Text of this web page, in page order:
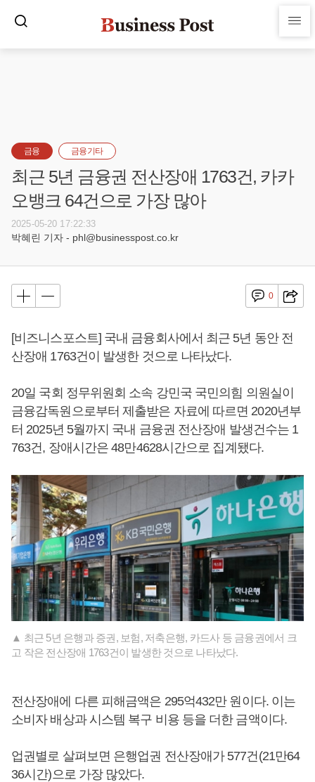
금융 금융기타
최근 5년 금융권 전산장애 1763건, 카카
오뱅크 64건으로 가장 많아
2025-05-20 17:22:33
박혜린 기자 - phl@businesspost.co.kr
0
[비즈니스포스트] 국내 금융회사에서 최근 5년 동안 전
산장애 1763건이 발생한 것으로 나타났다.
20일 국회 정무위원회 소속 강민국 국민의힘 의원실이
금융감독원으로부터 제출받은 자료에 따르면 2020년부
터 2025년 5월까지 국내 금융권 전산장애 발생건수는 1
763건, 장애시간은 48만4628시간으로 집계됐다.
▲ 최근 5년 은행과 증권, 보험, 저축은행, 카드사 등 금융권에서 크
고 작은 전산장애 1763건이 발생한 것으로 나타났다.
전산장애에 다른 피해금액은 295억432만 원이다. 이는
소비자 배상과 시스템 복구 비용 등을 더한 금액이다.
업권별로 살펴보면 은행업권 전산장애가 577건(21만64
36시간)으로 가장 많았다.